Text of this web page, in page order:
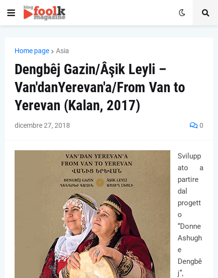
Home page Asia
Dengbêj Gazin/Âşik Leyli –
Van'danYerevan'a/From Van to
Yerevan (Kalan, 2017)
dicembre 27, 2018 0
Svilupp
ato a
partire
dal
progett
o
“Donne
Ashugh
e
Dengbê
j”,